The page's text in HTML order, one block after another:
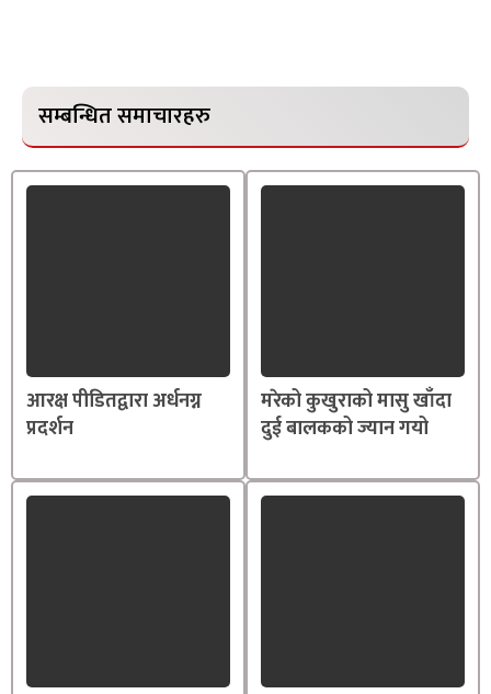
सम्बन्धित समाचारहरु
आरक्ष पीडितद्वारा अर्धनग्न
प्रदर्शन
मरेको कुखुराको मासु खाँदा
दुई बालकको ज्यान गयो